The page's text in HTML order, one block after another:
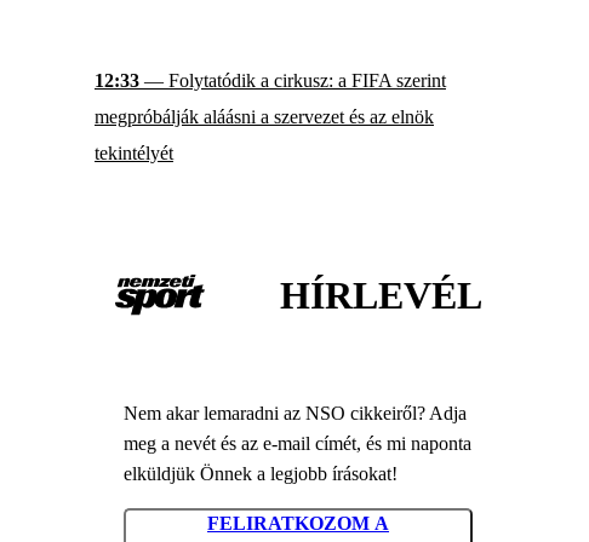
12:33 — Folytatódik a cirkusz: a FIFA szerint
megpróbálják aláásni a szervezet és az elnök
tekintélyét
HÍRLEVÉL
Nem akar lemaradni az NSO cikkeiről? Adja
meg a nevét és az e-mail címét, és mi naponta
elküldjük Önnek a legjobb írásokat!
FELIRATKOZOM A